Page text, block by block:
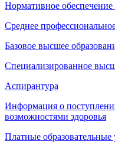
Нормативное обеспечение
Среднее
Базовое высшее
Специализированное
Аспирантура
Информация о
возможностями здоровья
Платные образовательные